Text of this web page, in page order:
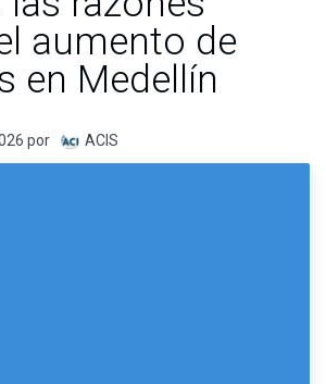
aumento de
en Medellín
por ACIS